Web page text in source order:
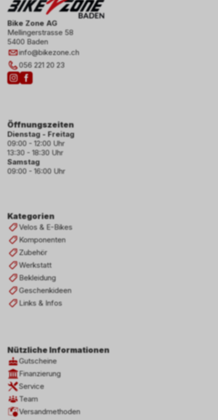
Bike Zone AG
Mellingerstrasse 58
5400 Baden
info@bikezone.ch
056 221 20 23
Kategorien
Velos & E-Bikes
Komponenten
Zubehör
Werkstatt
Bekleidung
Geschenkideen
Links & Infos
Nützliche Informationen
Gutscheine
Finanzierung
Service
Team
Versandmethoden
Öffnungszeiten
Dienstag - Freitag
09:00 - 12:00 Uhr
13:30 - 18:30 Uhr
Samstag
09:00 - 16:00 Uhr